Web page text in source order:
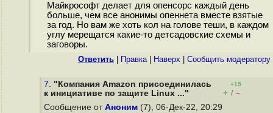
Майкрософт делает для опенсорс каждый день
больше, чем все анонимы опеннета вместе взятые
за год. Но вам же хоть кол на голове теши, в каждом
углу мерещатся какие-то детсадовские схемы и
заговоры.
Ответить Правка| Наверх Cообщить модератору
7. "Компания Amazon присоединилась
к инициативе по защите Linux ..."
+15
+ / –
Сообщение от Аноним (7), 06-Дек-22, 20:29